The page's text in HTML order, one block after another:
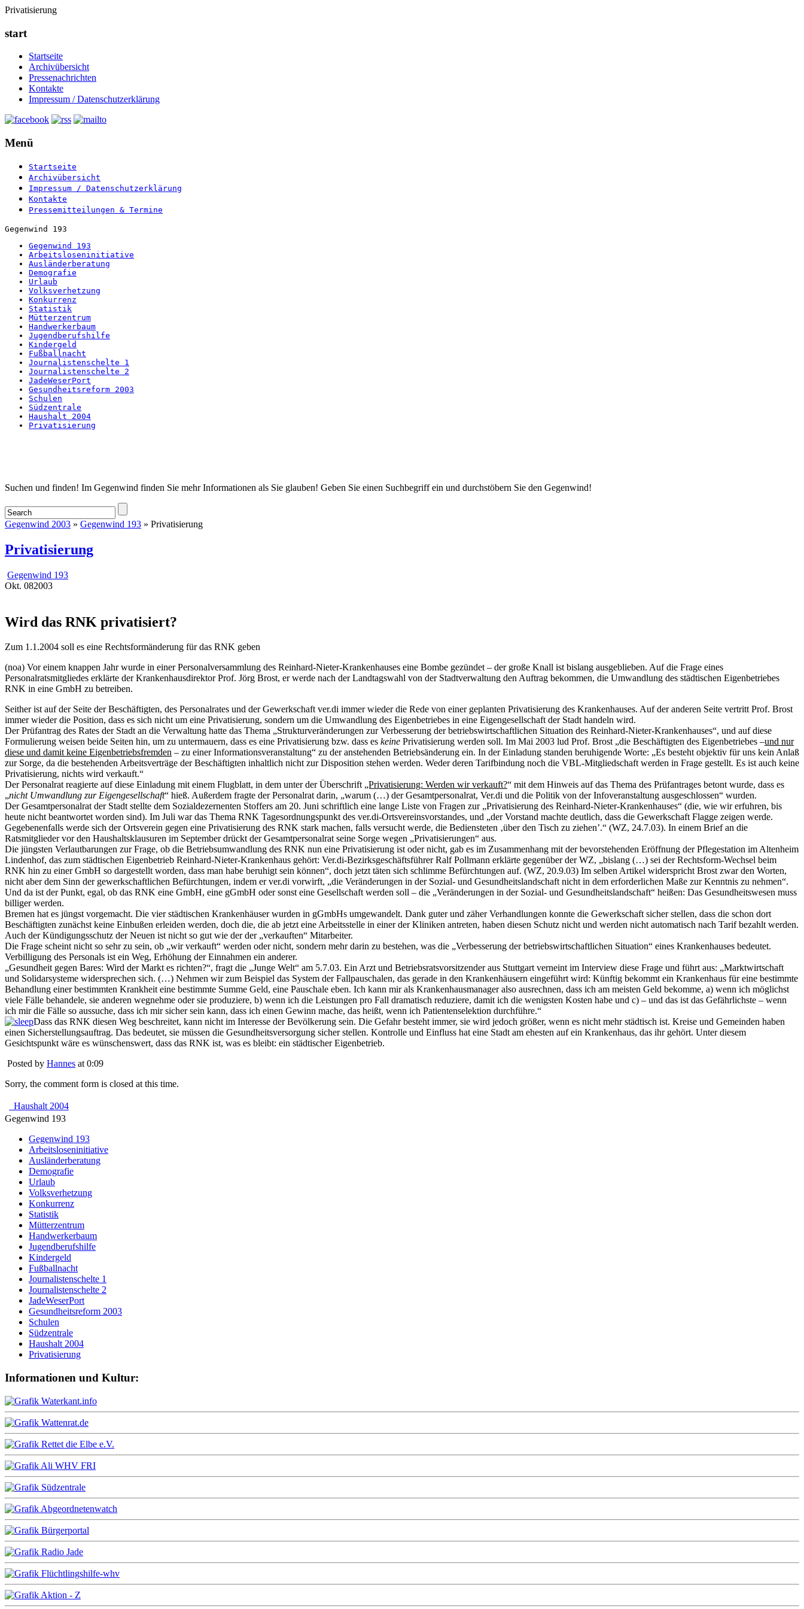
Privatisierung
start
Startseite
Archivübersicht
Pressenachrichten
Kontakte
Impressum / Datenschutzerklärung
Menü
Startseite
Archivübersicht
Impressum / Datenschutzerklärung
Kontakte
Pressemitteilungen & Termine
Gegenwind 193
Gegenwind 193
Arbeitsloseninitiative
Ausländerberatung
Demografie
Urlaub
Volksverhetzung
Konkurrenz
Statistik
Mütterzentrum
Handwerkerbaum
Jugendberufshilfe
Kindergeld
Fußballnacht
Journalistenschelte 1
Journalistenschelte 2
JadeWeserPort
Gesundheitsreform 2003
Schulen
Südzentrale
Haushalt 2004
Privatisierung
Startseite
Suchen und finden! Im Gegenwind finden Sie mehr Informationen als Sie glauben! Geben Sie einen Suchbegriff ein und durchstöbern Sie den Gegenwind!
Gegenwind 2003 » Gegenwind 193 » Privatisierung
Privatisierung
Gegenwind 193
Okt. 082003
Wird das RNK privatisiert?
Zum 1.1.2004 soll es eine Rechtsformänderung für das RNK geben
(noa) Vor einem knappen Jahr wurde in einer Personalversammlung des Reinhard-Nieter-Krankenhauses eine Bombe gezündet – der große Knall ist bislang ausgeblieben. Auf die Frage eines
Personalratsmitgliedes erklärte der Krankenhausdirektor Prof. Jörg Brost, er werde nach der Landtagswahl von der Stadtverwaltung den Auftrag bekommen, die Umwandlung des städtischen Eigenbetriebes
RNK in eine GmbH zu betreiben.
Seither ist auf der Seite der Beschäftigten, des Personalrates und der Gewerkschaft ver.di immer wieder die Rede von einer geplanten Privatisierung des Krankenhauses. Auf der anderen Seite vertritt Prof. Brost
immer wieder die Position, dass es sich nicht um eine Privatisierung, sondern um die Umwandlung des Eigenbetriebes in eine Eigengesellschaft der Stadt handeln wird.
Der Prüfantrag des Rates der Stadt an die Verwaltung hatte das Thema „Strukturveränderungen zur Verbesserung der betriebswirtschaftlichen Situation des Reinhard-Nieter-Krankenhauses“, und auf diese
Formulierung weisen beide Seiten hin, um zu untermauern, dass es eine Privatisierung bzw. dass es keine Privatisierung werden soll. Im Mai 2003 lud Prof. Brost „die Beschäftigten des Eigenbetriebes –und nur
diese und damit keine Eigenbetriebsfremden – zu einer Informationsveranstaltung“ zu der anstehenden Betriebsänderung ein. In der Einladung standen beruhigende Worte: „Es besteht objektiv für uns kein Anlaß
zur Sorge, da die bestehenden Arbeitsverträge der Beschäftigten inhaltlich nicht zur Disposition stehen werden. Weder deren Tarifbindung noch die VBL-Mitgliedschaft werden in Frage gestellt. Es ist auch keine
Privatisierung, nichts wird verkauft.“
Der Personalrat reagierte auf diese Einladung mit einem Flugblatt, in dem unter der Überschrift „Privatisierung: Werden wir verkauft?“ mit dem Hinweis auf das Thema des Prüfantrages betont wurde, dass es
„nicht Umwandlung zur Eigengesellschaft“ hieß. Außerdem fragte der Personalrat darin, „warum (…) der Gesamtpersonalrat, Ver.di und die Politik von der Infoveranstaltung ausgeschlossen“ wurden.
Der Gesamtpersonalrat der Stadt stellte dem Sozialdezernenten Stoffers am 20. Juni schriftlich eine lange Liste von Fragen zur „Privatisierung des Reinhard-Nieter-Krankenhauses“ (die, wie wir erfuhren, bis
heute nicht beantwortet worden sind). Im Juli war das Thema RNK Tagesordnungspunkt des ver.di-Ortsvereinsvorstandes, und „der Vorstand machte deutlich, dass die Gewerkschaft Flagge zeigen werde.
Gegebenenfalls werde sich der Ortsverein gegen eine Privatisierung des RNK stark machen, falls versucht werde, die Bediensteten ‚über den Tisch zu ziehen’.“ (WZ, 24.7.03). In einem Brief an die
Ratsmitglieder vor den Haushaltsklausuren im September drückt der Gesamtpersonalrat seine Sorge wegen „Privatisierungen“ aus.
Die jüngsten Verlautbarungen zur Frage, ob die Betriebsumwandlung des RNK nun eine Privatisierung ist oder nicht, gab es im Zusammenhang mit der bevorstehenden Eröffnung der Pflegestation im Altenheim
Lindenhof, das zum städtischen Eigenbetrieb Reinhard-Nieter-Krankenhaus gehört: Ver.di-Bezirksgeschäftsführer Ralf Pollmann erklärte gegenüber der WZ, „bislang (…) sei der Rechtsform-Wechsel beim
RNK hin zu einer GmbH so dargestellt worden, dass man habe beruhigt sein können“, doch jetzt täten sich schlimme Befürchtungen auf. (WZ, 20.9.03) Im selben Artikel widerspricht Brost zwar den Worten,
nicht aber dem Sinn der gewerkschaftlichen Befürchtungen, indem er ver.di vorwirft, „die Veränderungen in der Sozial- und Gesundheitslandschaft nicht in dem erforderlichen Maße zur Kenntnis zu nehmen“.
Und da ist der Punkt, egal, ob das RNK eine GmbH, eine gGmbH oder sonst eine Gesellschaft werden soll – die „Veränderungen in der Sozial- und Gesundheitslandschaft“ heißen: Das Gesundheitswesen muss
billiger werden.
Bremen hat es jüngst vorgemacht. Die vier städtischen Krankenhäuser wurden in gGmbHs umgewandelt. Dank guter und zäher Verhandlungen konnte die Gewerkschaft sicher stellen, dass die schon dort
Beschäftigten zunächst keine Einbußen erleiden werden, doch die, die ab jetzt eine Arbeitsstelle in einer der Kliniken antreten, haben diesen Schutz nicht und werden nicht automatisch nach Tarif bezahlt werden.
Auch der Kündigungsschutz der Neuen ist nicht so gut wie der der „verkauften“ Mitarbeiter.
Die Frage scheint nicht so sehr zu sein, ob „wir verkauft“ werden oder nicht, sondern mehr darin zu bestehen, was die „Verbesserung der betriebswirtschaftlichen Situation“ eines Krankenhauses bedeutet.
Verbilligung des Personals ist ein Weg, Erhöhung der Einnahmen ein anderer.
„Gesundheit gegen Bares: Wird der Markt es richten?“, fragt die „Junge Welt“ am 5.7.03. Ein Arzt und Betriebsratsvorsitzender aus Stuttgart verneint im Interview diese Frage und führt aus: „Marktwirtschaft
und Solidarsysteme widersprechen sich. (…) Nehmen wir zum Beispiel das System der Fallpauschalen, das gerade in den Krankenhäusern eingeführt wird: Künftig bekommt ein Krankenhaus für eine bestimmte
Behandlung einer bestimmten Krankheit eine bestimmte Summe Geld, eine Pauschale eben. Ich kann mir als Krankenhausmanager also ausrechnen, dass ich am meisten Geld bekomme, a) wenn ich möglichst
viele Fälle behandele, sie anderen wegnehme oder sie produziere, b) wenn ich die Leistungen pro Fall dramatisch reduziere, damit ich die wenigsten Kosten habe und c) – und das ist das Gefährlichste – wenn
ich mir die Fälle so aussuche, dass ich mir sicher sein kann, dass ich einen Gewinn mache, das heißt, wenn ich Patientenselektion durchführe.“
Dass das RNK diesen Weg beschreitet, kann nicht im Interesse der Bevölkerung sein. Die Gefahr besteht immer, sie wird jedoch größer, wenn es nicht mehr städtisch ist. Kreise und Gemeinden haben
einen Sicherstellungsauftrag. Das bedeutet, sie müssen die Gesundheitsversorgung sicher stellen. Kontrolle und Einfluss hat eine Stadt am ehesten auf ein Krankenhaus, das ihr gehört. Unter diesem
Gesichtspunkt wäre es wünschenswert, dass das RNK ist, was es bleibt: ein städtischer Eigenbetrieb.
Posted by Hannes at 0:09
Sorry, the comment form is closed at this time.
Haushalt 2004
Gegenwind 193
Gegenwind 193
Arbeitsloseninitiative
Ausländerberatung
Demografie
Urlaub
Volksverhetzung
Konkurrenz
Statistik
Mütterzentrum
Handwerkerbaum
Jugendberufshilfe
Kindergeld
Fußballnacht
Journalistenschelte 1
Journalistenschelte 2
JadeWeserPort
Gesundheitsreform 2003
Schulen
Südzentrale
Haushalt 2004
Privatisierung
Informationen und Kultur: